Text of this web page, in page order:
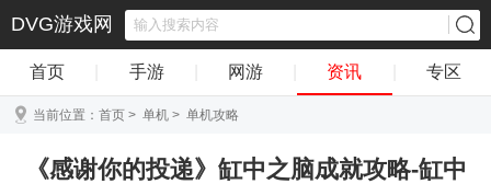
DVG游戏网
首页 手游 网游 资讯 专区
当前位置： 首页 > 单机 > 单机攻略
《感谢你的投递》缸中之脑成就攻略-缸中